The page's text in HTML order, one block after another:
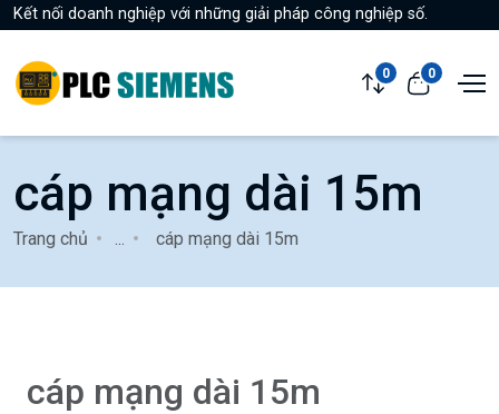
Kết nối doanh nghiệp với những giải pháp công nghiệp số.
0 0
cáp mạng dài 15m
Trang chủ cáp mạng dài 15m
cáp mạng dài 15m